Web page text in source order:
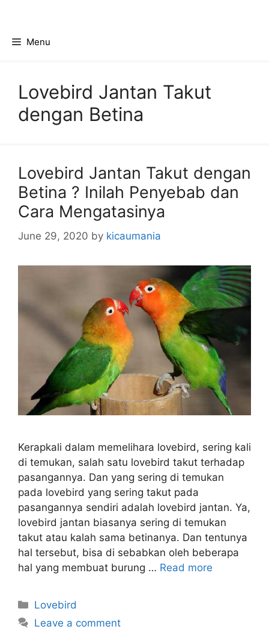
contentMenu
Lovebird Jantan Takut
dengan Betina
Lovebird Jantan Takut dengan
Betina ? Inilah Penyebab dan
Cara Mengatasinya
June 29, 2020 by kicaumania
Kerapkali dalam memelihara lovebird, sering kali
di temukan, salah satu lovebird takut terhadap
pasangannya. Dan yang sering di temukan
pada lovebird yang sering takut pada
pasangannya sendiri adalah lovebird jantan. Ya,
lovebird jantan biasanya sering di temukan
takut atau kalah sama betinanya. Dan tentunya
hal tersebut, bisa di sebabkan oleh beberapa
hal yang membuat burung … Read more
Categories
Lovebird
Leave a comment